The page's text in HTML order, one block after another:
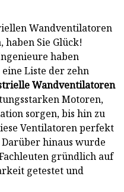
Wandventilatoren
haben Sie Glück!
haben
Liste der zehn
Wandventilatoren
Motoren,
sorgen, bis hin zu
Ventilatoren perfekt
hinaus wurde
gründlich auf
getestet und